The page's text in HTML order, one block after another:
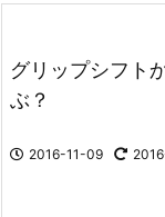
グリップシフト
ぶ？
2016-11-09